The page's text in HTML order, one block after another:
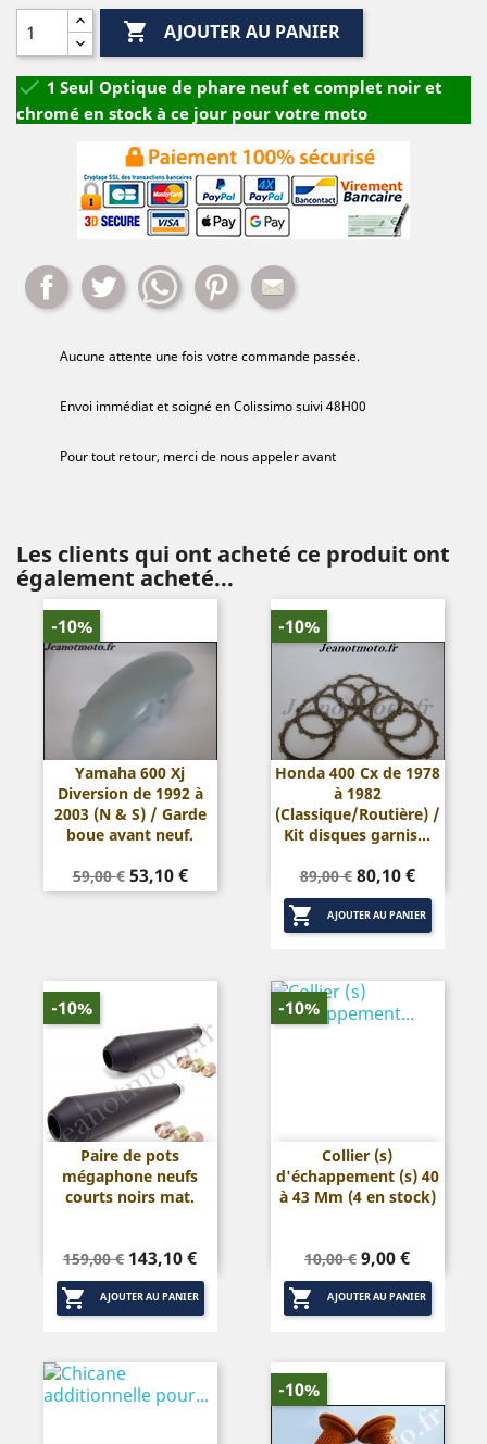
 AJOUTER AU PANIER
 1 Seul Optique de phare neuf et complet noir et
chromé en stock à ce jour pour votre moto
Partager Tweet WhatsappPinterest
Aucune attente une fois votre commande passée.
Envoi immédiat et soigné en Colissimo suivi 48H00
Pour tout retour, merci de nous appeler avant
Les clients qui ont acheté ce produit ont
également acheté...
Yamaha 600 Xj
Diversion de 1992 à
2003 (N & S) / Garde
boue avant neuf.
Prix
de
59,00 € Prix
53,10 €
-10%
Honda 400 Cx de 1978
à 1982
(Classique/Routière) /
Kit disques garnis...
Prix
de
base
89,00 € Prix
80,10 €
 AJOUTER AU PANIER
-10%
Paire de pots
mégaphone neufs
courts noirs mat.
Prix
de
base
159,00 € Prix
143,10 €
 AJOUTER AU PANIER
-10%
Collier (s)
d'échappement (s) 40
à 43 Mm (4 en stock)
Prix
de
base
10,00 € Prix
9,00 €
 AJOUTER AU PANIER
-10%
-10%